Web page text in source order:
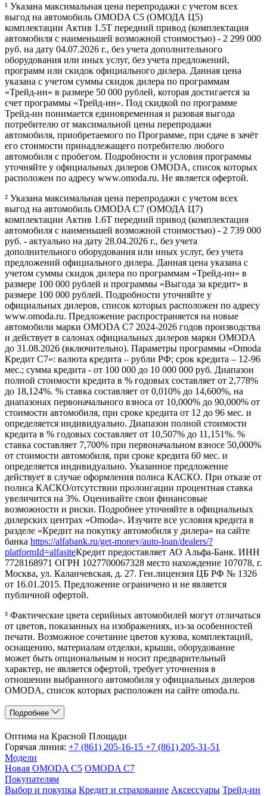
¹ Указана максимальная цена перепродажи с учетом всех
выгод на автомобиль OMODA C5 (ОМОДА Ц5)
комплектации Актив 1.5Т передний привод (комплектация
автомобиля с наименьшей возможной стоимостью) - 2 299 000
руб. на дату 04.07.2026 г., без учета дополнительного
оборудования или иных услуг, без учета предложений,
программ или скидок официального дилера. Данная цена
указана с учетом суммы скидок дилера по программам
«Трейд-ин» в размере 50 000 рублей, которая достигается за
счет программы «Трейд-ин». Под скидкой по программе
Трейд-ин понимается единовременная и разовая выгода
потребителю от максимальной цены перепродажи
автомобиля, приобретаемого по Программе, при сдаче в зачёт
его стоимости принадлежащего потребителю любого
автомобиля с пробегом. Подробности и условия программы
уточняйте у официальных дилеров OMODA, список которых
расположен по адресу www.omoda.ru. Не является офертой.
² Указана максимальная цена перепродажи с учетом всех
выгод на автомобиль OMODA C7 (ОМОДА Ц7)
комплектации Актив 1.6T передний привод (комплектация
автомобиля с наименьшей возможной стоимостью) - 2 739 000
руб. - актуально на дату 28.04.2026 г., без учета
дополнительного оборудования или иных услуг, без учета
предложений официального дилера. Данная цена указана с
учетом суммы скидок дилера по программам «Трейд-ин» в
размере 100 000 рублей и программы «Выгода за кредит» в
размере 100 000 рублей. Подробности уточняйте у
официальных дилеров, список которых расположен по адресу
www.omoda.ru. Предложение распространяется на новые
автомобили марки OMODA C7 2024-2026 годов производства
и действует в салонах официальных дилеров марки OMODA
до 31.08.2026 (включительно). Параметры программы «Omoda
Кредит C7»: валюта кредита – рубли РФ; срок кредита – 12-96
мес.; сумма кредита - от 100 000 до 10 000 000 руб. Диапазон
полной стоимости кредита в % годовых составляет от 2,778%
до 18,124%. % ставка составляет от 0,010% до 14,600%, на
диапазонах первоначального взноса от 10,000% до 90,000% от
стоимости автомобиля, при сроке кредита от 12 до 96 мес. и
определяется индивидуально. Диапазон полной стоимости
кредита в % годовых составляет от 10,507% до 11,151%. %
ставка составляет 7,700% при первоначальном взносе 50,000%
от стоимости автомобиля, при сроке кредита 60 мес. и
определяется индивидуально. Указанное предложение
действует в случае оформления полиса КАСКО. При отказе от
полиса КАСКО/отсутствии пролонгации процентная ставка
увеличится на 3%. Оценивайте свои финансовые
возможности и риски. Подробнее уточняйте в официальных
дилерских центрах «Omoda». Изучите все условия кредита в
разделе «Кредит на покупку автомобиля у дилера» на сайте
банка https://alfabank.ru/get-money/auto-loan/dealers/?
platformId=alfasiteКредит предоставляет АО Альфа-Банк. ИНН
7728168971 ОГРН 1027700067328 место нахождение 107078, г.
Москва, ул. Каланчевская, д. 27. Ген.лицензия ЦБ РФ № 1326
от 16.01.2015. Предложение ограничено и не является
публичной офертой.
³ Фактические цвета серийных автомобилей могут отличаться
от цветов, показанных на изображениях, из-за особенностей
печати. Возможное сочетание цветов кузова, комплектаций,
оснащению, материалам отделки, крыши, оборудование
может быть опциональным и носит предварительный
характер, не является офертой, требует уточнения в
отношении выбранного автомобиля у официальных дилеров
OMODA, список которых расположен на сайте omoda.ru.
Подробнее
Оптима на Красной Площади
Горячая линия: +7 (861) 205-16-15 +7 (861) 205-31-51
Модели
Новая OMODA C5 OMODA C7
Покупателям
Выбор и покупка Кредит и страхование Аксессуары Трейд-ин